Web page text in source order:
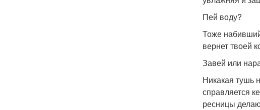
Пей воду?
Тоже
вернет твоей
Завей или
Никакая тушь
справляется
ресницы